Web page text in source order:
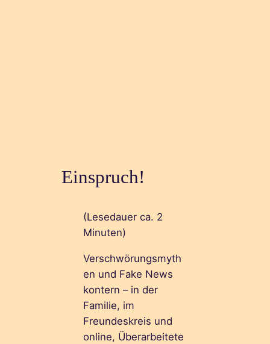
Einspruch!
(Lesedauer ca. 2
Minuten)
Verschwörungsmyth
en und Fake News
kontern – in der
Familie, im
Freundeskreis und
online, Überarbeitete